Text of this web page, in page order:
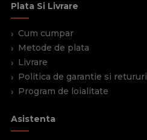
Plata Si Livrare
Cum cumpar
Metode de plata
Livrare
Politica de garantie si retururi
Program de loialitate
Asistenta